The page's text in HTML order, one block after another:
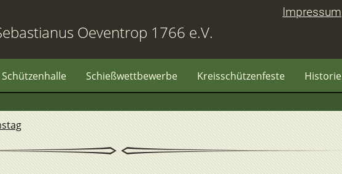
Impressum
Oeventrop 1766 e.V.
Schützenhalle Schießwettbewerbe Kreisschützenfeste Historie